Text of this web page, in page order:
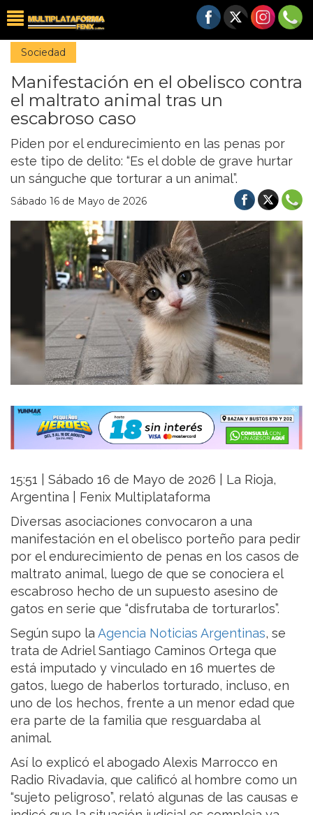
Sociedad
Manifestación en el obelisco contra
el maltrato animal tras un
escabroso caso
Piden por el endurecimiento en las penas por
este tipo de delito: “Es el doble de grave hurtar
un sánguche que torturar a un animal”.
Sábado 16 de Mayo de 2026
15:51 | Sábado 16 de Mayo de 2026 | La Rioja,
Argentina | Fenix Multiplataforma
Diversas asociaciones convocaron a una
manifestación en el obelisco porteño para pedir
por el endurecimiento de penas en los casos de
maltrato animal, luego de que se conociera el
escabroso hecho de un supuesto asesino de
gatos en serie que “disfrutaba de torturarlos”.
Según supo la Agencia Noticias Argentinas, se
trata de Adriel Santiago Caminos Ortega que
está imputado y vinculado en 16 muertes de
gatos, luego de haberlos torturado, incluso, en
uno de los hechos, frente a un menor edad que
era parte de la familia que resguardaba al
animal.
Así lo explicó el abogado Alexis Marrocco en
Radio Rivadavia, que calificó al hombre como un
“sujeto peligroso”, relató algunas de las causas e